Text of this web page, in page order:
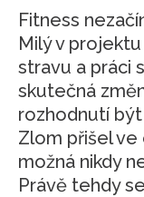
Fitness
Milý v
stravu a práci
skutečná
rozhodnutí
Zlom přišel ve
možná nikdy
Právě tehdy